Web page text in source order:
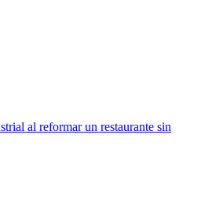
al reformar un restaurante sin